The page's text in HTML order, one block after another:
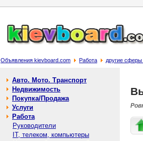
Объявления kievboard.com Работа другие сферы
Авто. Мото. Транспорт
Недвижимость
Покупка/Продажа
Услуги
Работа
Руководители
IT, телеком, компьютеры